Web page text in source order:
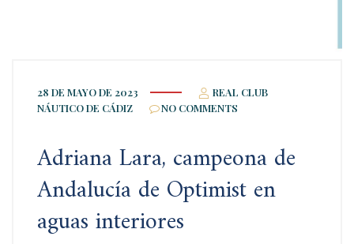
28 DE MAYO DE 2023
REAL CLUB
NÁUTICO DE CÁDIZ
NO COMMENTS
Adriana Lara, campeona de
Andalucía de Optimist en
aguas interiores